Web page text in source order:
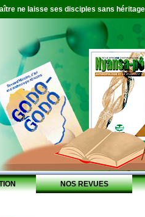
ne laisse ses disciples sans
NOS REVUES